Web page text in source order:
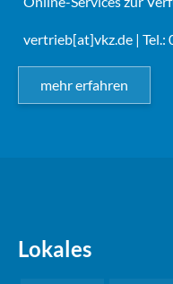
vertrieb[at]vkz.de |
mehr erfahren
Lokales